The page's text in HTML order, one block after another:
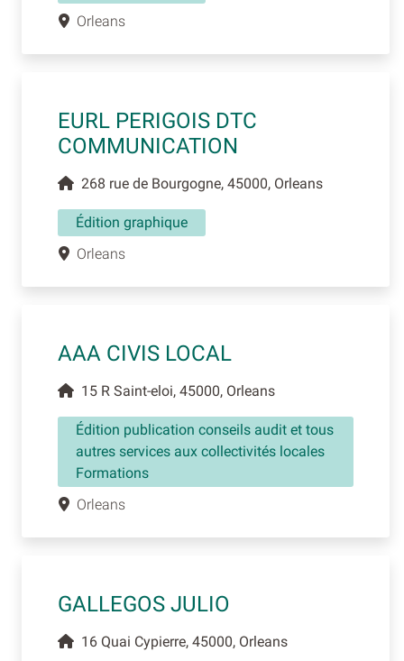
Orleans
EURL PERIGOIS DTC
COMMUNICATION
268 rue de Bourgogne, 45000, Orleans
Édition graphique
Orleans
AAA CIVIS LOCAL
15 R Saint-eloi, 45000, Orleans
Édition publication conseils audit et tous
autres services aux collectivités locales
Formations
Orleans
GALLEGOS JULIO
16 Quai Cypierre, 45000, Orleans